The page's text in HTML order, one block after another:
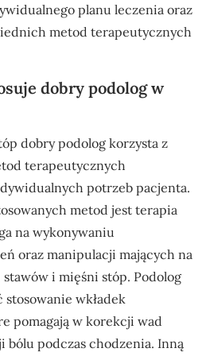
planu leczenia oraz
metod terapeutycznych
dobry podolog w
dobry podolog korzysta z
terapeutycznych
potrzeb pacjenta.
metod jest terapia
na wykonywaniu
oraz manipulacji mających na
i mięśni stóp. Podolog
wkładek
pomagają w korekcji wad
bólu podczas chodzenia. Inną